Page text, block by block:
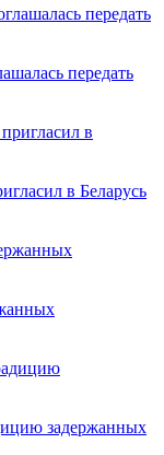
передать
в Беларусь
задержанных